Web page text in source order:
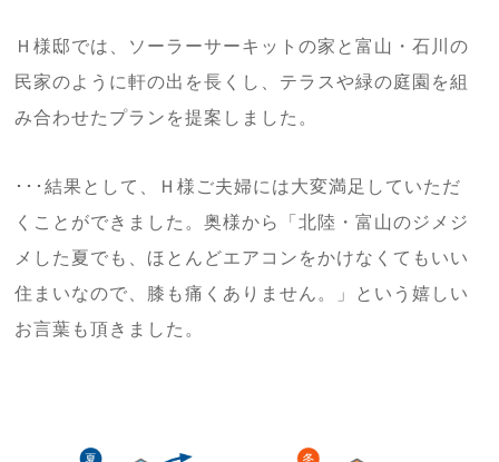
Ｈ様邸では、ソーラーサーキットの家と富山・石川の
民家のように軒の出を長くし、テラスや緑の庭園を組
み合わせたプランを提案しました。
･･･結果として、Ｈ様ご夫婦には大変満足していただ
くことができました。奥様から「北陸・富山のジメジ
メした夏でも、ほとんどエアコンをかけなくてもいい
住まいなので、膝も痛くありません。」という嬉しい
お言葉も頂きました。